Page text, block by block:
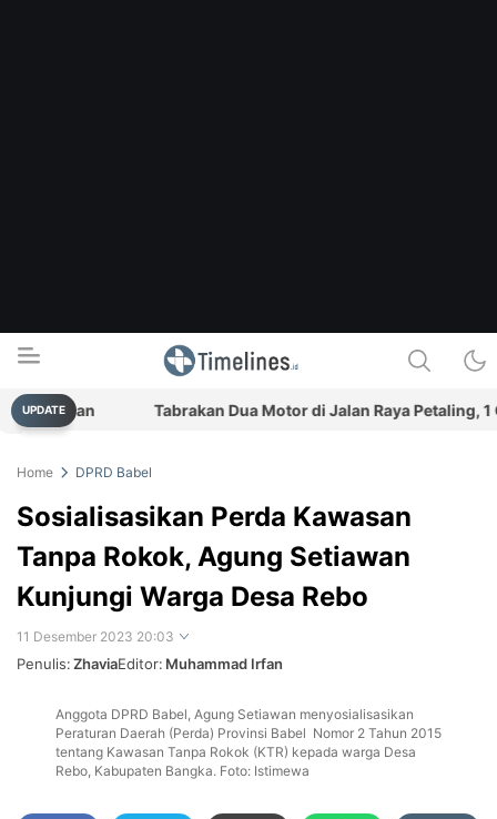
Timelines.id
Media Literasi, Sejarah & Budaya
UPDATE
Pilihan Tabrakan Dua Motor di Jalan Raya Petaling, 1
Home DPRD Babel
Sosialisasikan Perda Kawasan
Tanpa Rokok, Agung Setiawan
Kunjungi Warga Desa Rebo
11 Desember 2023 20:03
Penulis:ZhaviaEditor: Muhammad Irfan
Perbesar
Anggota DPRD Babel, Agung Setiawan menyosialisasikan
Peraturan Daerah (Perda) Provinsi Babel Nomor 2 Tahun 2015
tentang Kawasan Tanpa Rokok (KTR) kepada warga Desa
Rebo, Kabupaten Bangka. Foto: Istimewa